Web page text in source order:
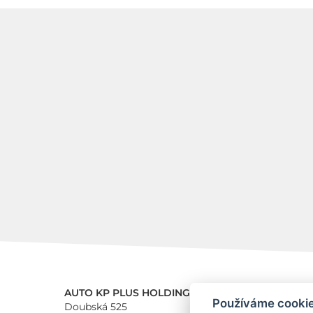
AUTO KP PLUS HOLDING a.s.
Doubská 525
Používáme